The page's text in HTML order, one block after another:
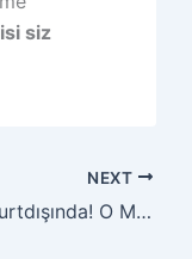
siz
NEXT
Şişli Travestileri Yurtdışında! O Maceralar Ah O Maceralar…